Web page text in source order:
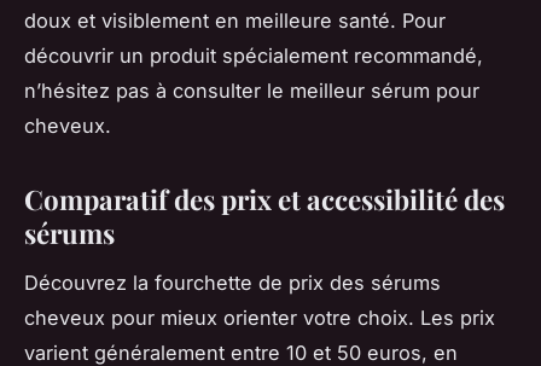
doux et visiblement en meilleure santé. Pour
découvrir un produit spécialement recommandé,
n’hésitez pas à consulter le meilleur sérum pour
cheveux.
Comparatif des prix et accessibilité des
sérums
Découvrez la fourchette de prix des sérums
cheveux pour mieux orienter votre choix. Les prix
varient généralement entre 10 et 50 euros, en